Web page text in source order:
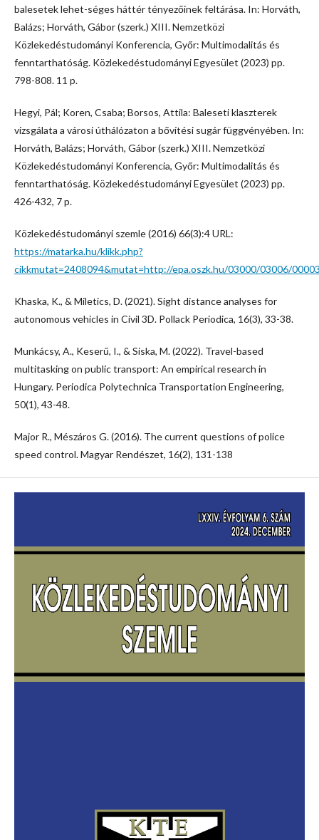
balesetek lehet-séges háttér tényezőinek feltárása. In: Horváth,
Balázs; Horváth, Gábor (szerk.) XIII. Nemzetközi
Közlekedéstudományi Konferencia, Győr: Multimodalitás és
fenntarthatóság. Közlekedéstudományi Egyesület (2023) pp.
798-808. 11 p.
Hegyi, Pál; Koren, Csaba; Borsos, Attila: Baleseti klaszterek
vizsgálata a városi úthálózaton a bővítési sugár függvényében. In:
Horváth, Balázs; Horváth, Gábor (szerk.) XIII. Nemzetközi
Közlekedéstudományi Konferencia, Győr: Multimodalitás és
fenntarthatóság. Közlekedéstudományi Egyesület (2023) pp.
426-432, 7 p.
Közlekedéstudományi szemle (2016) 66(3):4 URL:
https://matarka.hu/klikk.php?
cikkmutat=2408094&mutat=http://epa.oszk.hu/03000/03006/
Khaska, K., & Miletics, D. (2021). Sight distance analyses for
autonomous vehicles in Civil 3D. Pollack Periodica, 16(3), 33-38.
Munkácsy, A., Keserű, I., & Siska, M. (2022). Travel-based
multitasking on public transport: An empirical research in
Hungary. Periodica Polytechnica Transportation Engineering,
50(1), 43-48.
Major R., Mészáros G. (2016). The current questions of police
speed control. Magyar Rendészet, 16(2), 131-138